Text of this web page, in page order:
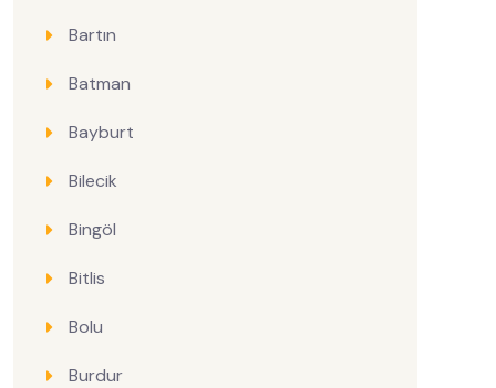
Bartın
Batman
Bayburt
Bilecik
Bingöl
Bitlis
Bolu
Burdur